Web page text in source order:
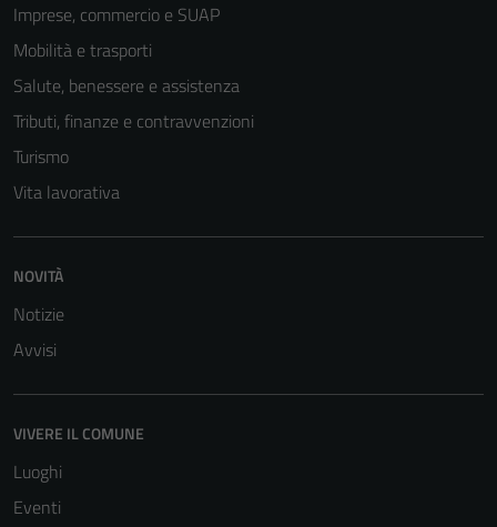
Imprese, commercio e SUAP
Mobilità e trasporti
Salute, benessere e assistenza
Tributi, finanze e contravvenzioni
Turismo
Vita lavorativa
NOVITÀ
Notizie
Avvisi
VIVERE IL COMUNE
Luoghi
Eventi